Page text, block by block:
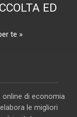
ED
te »
di economia
le migliori